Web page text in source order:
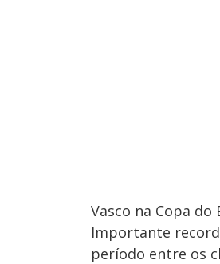
Vasco na Copa do
Importante
período entre os